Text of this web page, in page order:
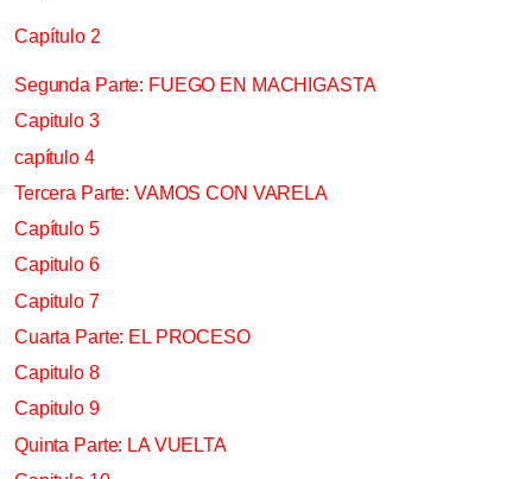
Capítulo 2
Segunda Parte: FUEGO EN MACHIGASTA
Capitulo 3
capítulo 4
Tercera Parte: VAMOS CON VARELA
Capítulo 5
Capitulo 6
Capitulo 7
Cuarta Parte: EL PROCESO
Capitulo 8
Capitulo 9
Quinta Parte: LA VUELTA